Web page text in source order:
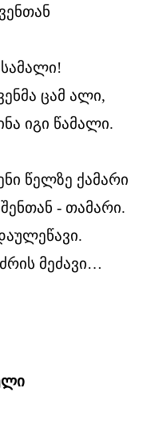
ცამ ალი,
იგი წამალი.
წელზე ქამარი
- თამარი.
მეძავი…